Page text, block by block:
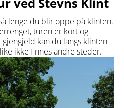
lenge du blir oppe på klinten.
turen er kort og
kan du langs klinten
ikke finnes andre steder.